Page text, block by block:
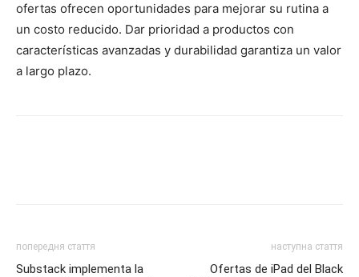
ofertas ofrecen oportunidades para mejorar su rutina a
un costo reducido. Dar prioridad a productos con
características avanzadas y durabilidad garantiza un valor
a largo plazo.
попередня стаття
Substack implementa la
наступна стаття
Ofertas de iPad del Black